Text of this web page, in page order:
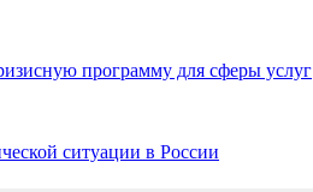
программу для сферы услуг
ситуации в России